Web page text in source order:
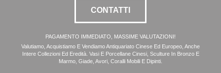
g
r
a
e
b
o
o
k
CONTATTI
PAGAMENTO IMMEDIATO, MASSIME VALUTAZIONI!
Valutiamo, Acquistiamo E Vendiamo Antiquariato Cinese Ed Europeo, Anche
Intere Collezioni Ed Eredità. Vasi E Porcellane Cinesi, Sculture In Bronzo E
Marmo, Giade, Avori, Coralli Mobili E Dipinti.